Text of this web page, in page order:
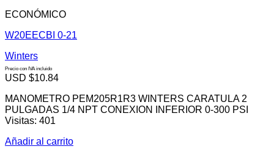
ECONÓMICO
W20EECBI 0-21
Winters
Precio con IVA incluido
USD $10.84
MANOMETRO PEM205R1R3 WINTERS CARATULA 2
PULGADAS 1/4 NPT CONEXION INFERIOR 0-300 PSI
Visitas: 401
Añadir al carrito